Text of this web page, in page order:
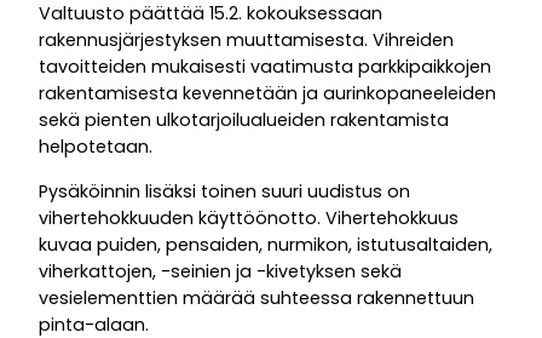
Valtuusto päättää 15.2. kokouksessaan
rakennusjärjestyksen muuttamisesta. Vihreiden
tavoitteiden mukaisesti vaatimusta parkkipaikkojen
rakentamisesta kevennetään ja aurinkopaneeleiden
sekä pienten ulkotarjoilualueiden rakentamista
helpotetaan.
Pysäköinnin lisäksi toinen suuri uudistus on
vihertehokkuuden käyttöönotto. Vihertehokkuus
kuvaa puiden, pensaiden, nurmikon, istutusaltaiden,
viherkattojen, -seinien ja -kivetyksen sekä
vesielementtien määrää suhteessa rakennettuun
pinta-alaan.